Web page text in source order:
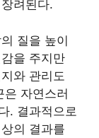
려된다.
질을 높이
을 주지만
와 관리도
은 자연스러
. 결과적으로
의 결과를